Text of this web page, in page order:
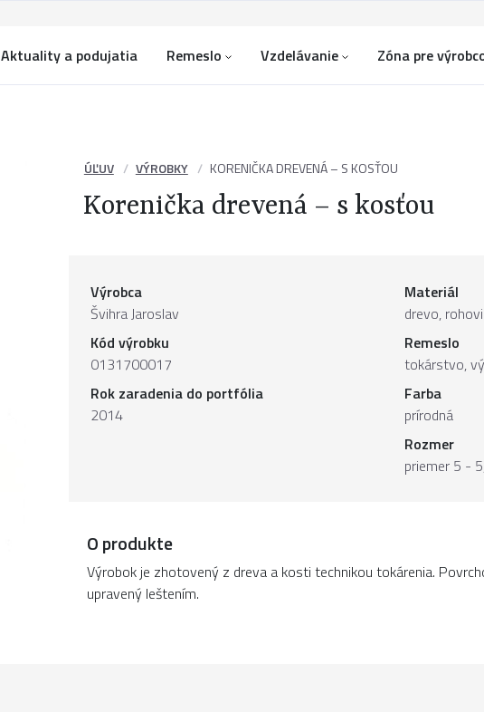
Aktuality a podujatia Remeslo Vzdelávanie Zóna pre
ÚĽUV VÝROBKY KORENIČKA DREVENÁ – S KOSŤOU
Korenička drevená – s kosťou
Výrobca
Švihra Jaroslav
Kód výrobku
0131700017
Rok zaradenia do portfólia
2014
Materiál
drevo,
Remeslo
tokárstvo,
Farba
prírodná
Rozmer
priemer 5 -
O produkte
Výrobok je zhotovený z dreva a kosti technikou tokárenia.
upravený leštením.